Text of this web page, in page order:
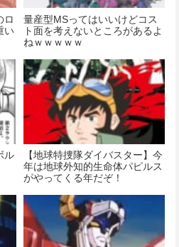
ロ
い
量産型MSってはいいけどコス
ト面を考えないところがあるよ
ねｗｗｗｗｗ
ル
【地球特捜隊ダイバスター】今
年は地球外知的生命体パピルス
がやってくる年だぞ！